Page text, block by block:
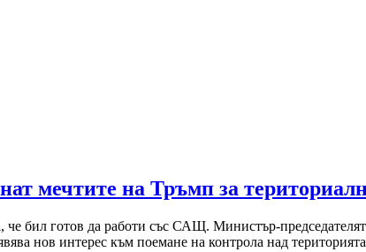
мечтите на Тръмп за
, че бил готов да работи със САЩ. Министър-
нов интерес към поемане на контрола над